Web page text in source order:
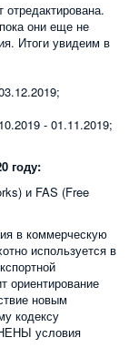
они еще не
Итоги увидеим в
- 01.11.2019;
году:
и FAS (Free
в коммерческую
используется в
ориентирование
новым
кодексу
условия